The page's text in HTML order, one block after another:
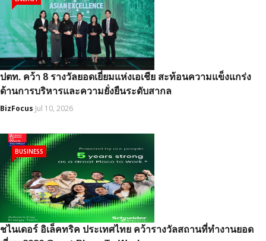
ปตท. คว้า 8 รางวัลยอดเยี่ยมแห่งเอเชีย สะท้อนความแข็งแกร่ง
ด้านการบริหารและความยั่งยืนระดับสากล
BizFocus Jul 10, 2026
ชไนเดอร์ อิเล็คทริค ประเทศไทย คว้ารางวัลสถานที่ทำงานยอด
BUSINESS